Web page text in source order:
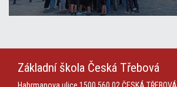
Základní škola Česká Třebová
Habrmanova ulice 1500 560 02 ČESKÁ TŘEBOVÁ